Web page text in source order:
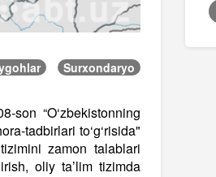
Surxondaryo
son “O‘zbekistonning
tadbirlari to‘g‘risida"
zamon talablari
oliy taʼlim tizimda